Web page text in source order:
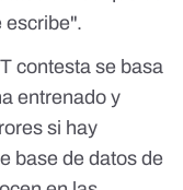
escribe".
contesta se basa
entrenado y
si hay
base de datos de